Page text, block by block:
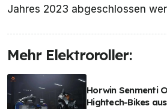
Jahres 2023 abgeschlossen
Mehr Elektroroller:
Horwin Senmenti
Hightech-Bikes